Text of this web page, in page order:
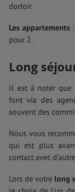
dortoir.
Les appartements:
pour 2.
Long
Il est à noter que
font via des
souvent des
Nous vous
qui est plus
contact avec
Lors de votre long